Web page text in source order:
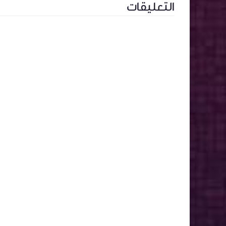
التعليقات